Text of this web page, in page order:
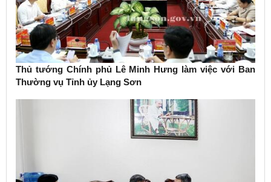
Thủ tướng Chính phủ Lê Minh Hưng làm việc với Ban
Thường vụ Tỉnh ủy Lạng Sơn